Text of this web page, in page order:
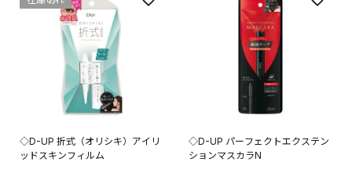
◇D-UP 折式（オリシキ）アイリ
ッドスキンフィルム
◇D-UP パーフェクトエクステン
ションマスカラN